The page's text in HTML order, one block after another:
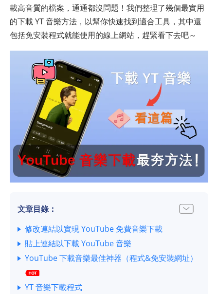
載高音質的檔案，通通都沒問題！我們整理了幾個最實用
的下載 YT 音樂方法，以幫你快速找到適合工具，其中還
包括免安裝程式就能使用的線上網站，趕緊看下去吧～
文章目錄：
修改連結以實現 YouTube 免費音樂下載
貼上連結以下載 YouTube 音樂
YouTube 下載音樂最佳神器（程式&免安裝網址）
YT 音樂下載程式